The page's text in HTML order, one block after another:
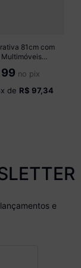
81cm com
Escuro
no pix
x de R$ 97,34
e